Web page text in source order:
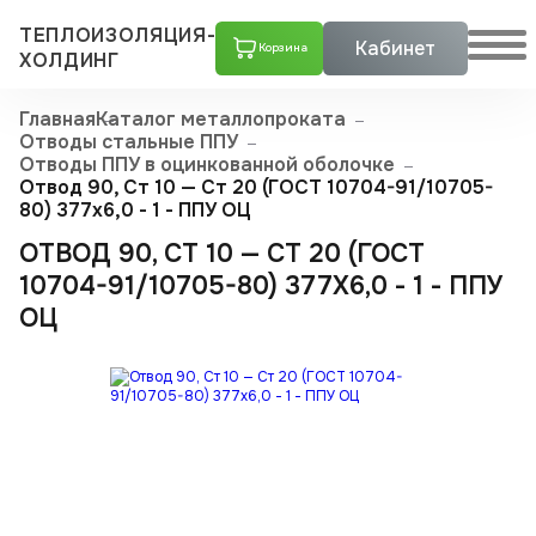
ТЕПЛОИЗОЛЯЦИЯ-
ХОЛДИНГ
Корзина Кабинет
ГлавнаяКаталог металлопроката
Отводы стальные ППУ
Отводы ППУ в оцинкованной оболочке
Отвод 90, Ст 10 — Ст 20 (ГОСТ 10704-91/10705-
80) 377x6,0 - 1 - ППУ ОЦ
ОТВОД 90, СТ 10 — СТ 20 (ГОСТ
10704-91/10705-80) 377X6,0 - 1 - ППУ
ОЦ